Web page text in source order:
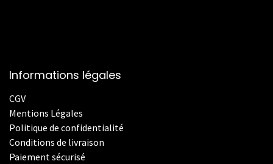
Informations légales
CGV
Mentions Légales
Politique de confidentialité
Conditions de livraison
Paiement sécurisé